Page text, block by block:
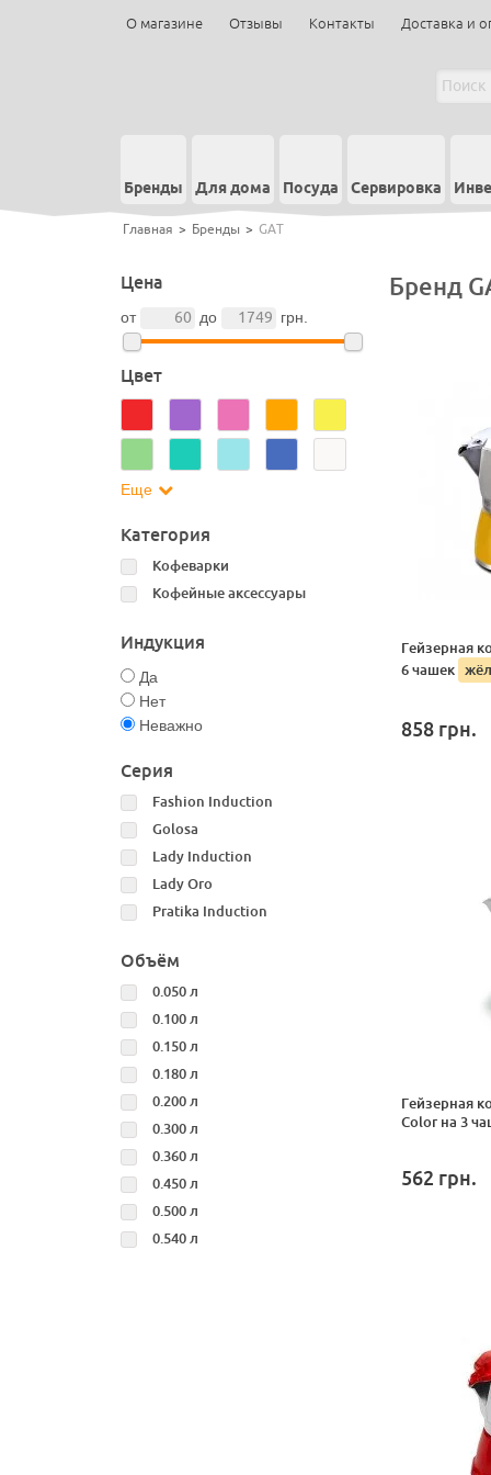
О магазине Отзывы Контакты Доставка и
Бренды Для дома Посуда Сервировка
Главная > Бренды > GAT
Цена
от до грн.
Цвет
Еще
Категория
Кофеварки
Кофейные аксессуары
Индукция
Да
Нет
Неважно
Серия
Fashion Induction
Golosa
Lady Induction
Lady Oro
Pratika Induction
Объём
0.050 л
0.100 л
0.150 л
0.180 л
0.200 л
0.300 л
0.360 л
0.450 л
0.500 л
0.540 л
Бренд
Гейзерная
6 чашек
858 грн.
Гейзерная
Color на 3
562 грн.